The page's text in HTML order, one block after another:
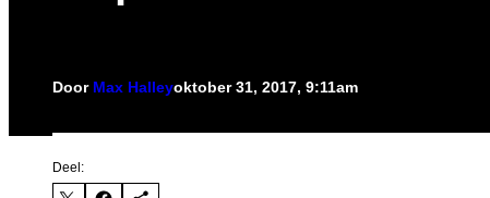
Door Max Halleyoktober 31, 2017, 9:11am
Deel: